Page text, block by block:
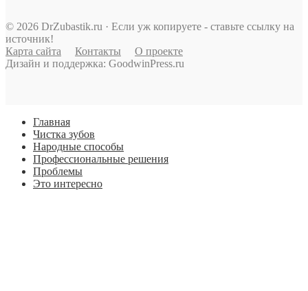
© 2026 DrZubastik.ru · Если уж копируете - ставьте ссылку на
источник!
Карта сайта
Контакты
О проекте
Дизайн и поддержка: GoodwinPress.ru
Главная
Чистка зубов
Народные способы
Профессиональные решения
Проблемы
Это интересно